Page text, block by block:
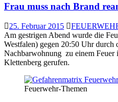
Frau muss nach Brand
25. Februar 2015
Am gestrigen Abend wurde die
Westfalen) gegen 20:50 Uhr durch
Nachbarwohnung zu einem Feuer
Klettenberg gerufen.
Feuerwehr-Themen